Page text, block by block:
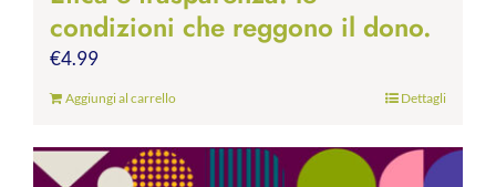
condizioni che reggono il dono.
€4.99
Aggiungi al carrello Dettagli